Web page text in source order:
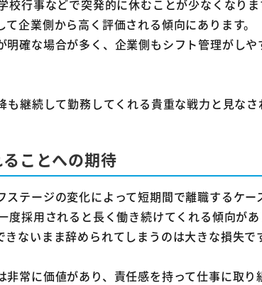
行事などで突発的に休むことが少なくなりま
企業側から高く評価される傾向にあります。
確な場合が多く、企業側もシフト管理がし
継続して勤務してくれる貴重な戦力と見なさ
ことへの期待
テージの変化によって短期間で離職するケー
採用されると長く働き続けてくれる傾向があ
ないまま辞められてしまうのは大きな損失で
常に価値があり、責任感を持って仕事に取り